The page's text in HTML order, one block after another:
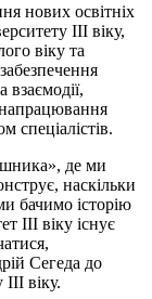
нових освітніх
III віку,
віку та
взаємодії,
спеціалістів.
де ми
наскільки
бачимо історію
ІІІ віку існує
Сегеда до
віку.